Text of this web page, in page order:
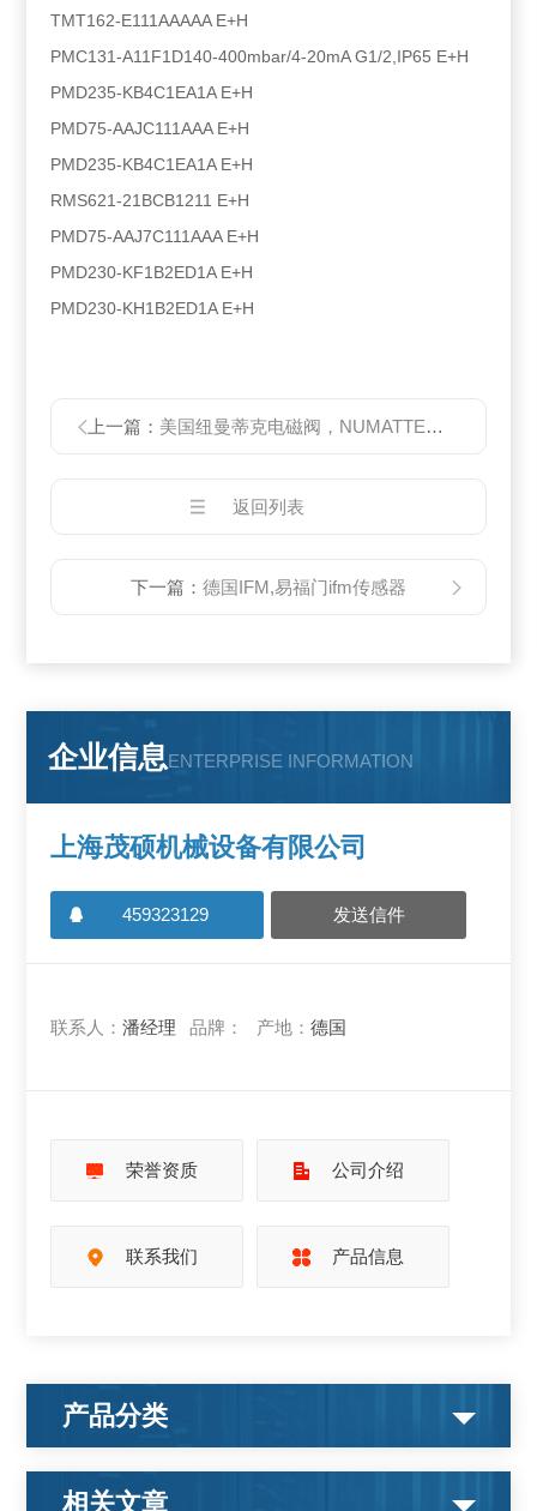
TMT162-E111AAAAA E+H
PMC131-A11F1D140-400mbar/4-20mA G1/2,IP65 E+H
PMD235-KB4C1EA1A E+H
PMD75-AAJC111AAA E+H
PMD235-KB4C1EA1A E+H
RMS621-21BCB1211 E+H
PMD75-AAJ7C111AAA E+H
PMD230-KF1B2ED1A E+H
PMD230-KH1B2ED1A E+H
上一篇： 美国纽曼蒂克电磁阀，NUMATTES电磁阀
返回列表
下一篇： 德国IFM,易福门ifm传感器
企业信息ENTERPRISE INFORMATION
上海茂硕机械设备有限公司
459323129 发送信件
联系人：潘经理 品牌： 产地：德国
荣誉资质 公司介绍
联系我们 产品信息
产品分类
相关文章